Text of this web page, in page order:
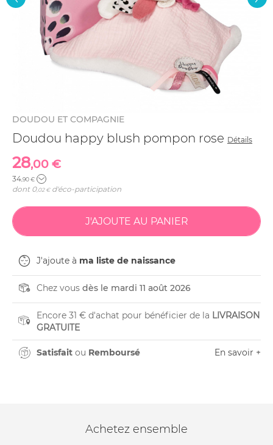
DOUDOU ET COMPAGNIE
Doudou happy blush pompon rose Détails
28,00 €
34,90 €
dont 0,02 €d'éco-participation
J'ajoute à ma liste de naissance
Chez vous dès le mardi 11 août 2026
Encore 31 € d'achat pour bénéficier de la LIVRAISON
GRATUITE
Satisfait ou Remboursé En savoir +
Achetez ensemble